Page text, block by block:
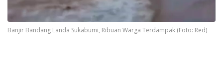
Banjir Bandang Landa Sukabumi, Ribuan Warga Terdampak (Foto: Red)